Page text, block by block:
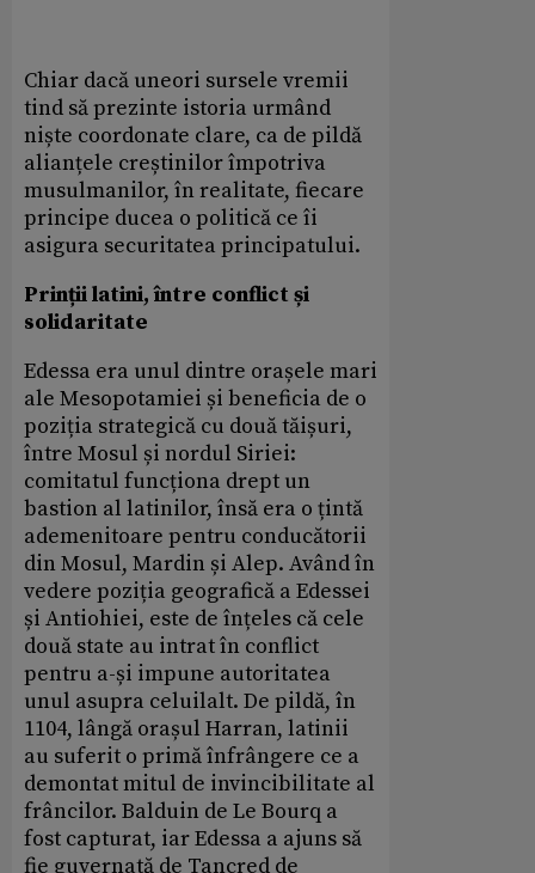
Chiar dacă uneori sursele vremii
tind să prezinte istoria urmând
niște coordonate clare, ca de pildă
alianțele creștinilor împotriva
musulmanilor, în realitate, fiecare
principe ducea o politică ce îi
asigura securitatea principatului.
Prinții latini, între conflict și
solidaritate
Edessa era unul dintre orașele mari
ale Mesopotamiei și beneficia de o
poziția strategică cu două tăișuri,
între Mosul și nordul Siriei:
comitatul funcționa drept un
bastion al latinilor, însă era o țintă
ademenitoare pentru conducătorii
din Mosul, Mardin și Alep. Având în
vedere poziția geografică a Edessei
și Antiohiei, este de înțeles că cele
două state au intrat în conflict
pentru a-și impune autoritatea
unul asupra celuilalt. De pildă, în
1104, lângă orașul Harran, latinii
au suferit o primă înfrângere ce a
demontat mitul de invincibilitate al
frâncilor. Balduin de Le Bourq a
fost capturat, iar Edessa a ajuns să
fie guvernată de Tancred de